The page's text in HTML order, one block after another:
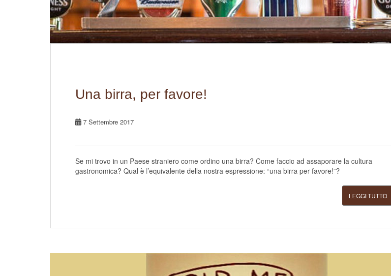
Una birra, per favore!
7 Settembre 2017
Se mi trovo in un Paese straniero come ordino una birra? Come faccio ad assaporare la cultura
gastronomica? Qual è l’equivalente della nostra espressione: “una birra per favore!”?
LEGGI TUTTO